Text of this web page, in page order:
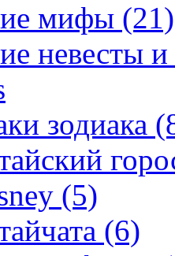
мифы (21)
невесты
зодиака
(5)
(6)